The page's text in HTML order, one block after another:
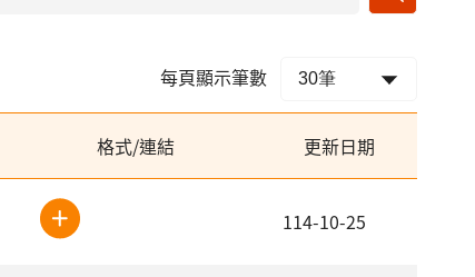
每頁顯示筆數
格式/連結 更新日期
114-10-25